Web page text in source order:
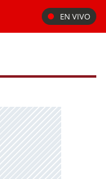
EN VIVO